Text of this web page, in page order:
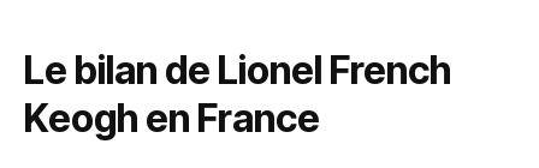
Le bilan de Lionel French
Keogh en France